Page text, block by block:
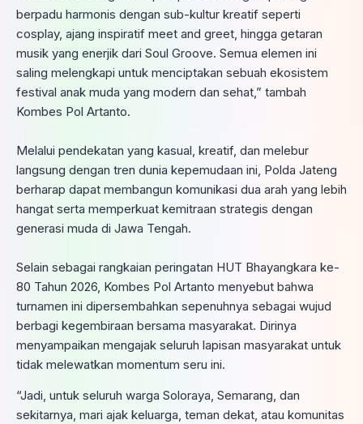
berpadu harmonis dengan sub-kultur kreatif seperti
cosplay, ajang inspiratif meet and greet, hingga getaran
musik yang enerjik dari Soul Groove. Semua elemen ini
saling melengkapi untuk menciptakan sebuah ekosistem
festival anak muda yang modern dan sehat,” tambah
Kombes Pol Artanto.
Melalui pendekatan yang kasual, kreatif, dan melebur
langsung dengan tren dunia kepemudaan ini, Polda Jateng
berharap dapat membangun komunikasi dua arah yang lebih
hangat serta memperkuat kemitraan strategis dengan
generasi muda di Jawa Tengah.
Selain sebagai rangkaian peringatan HUT Bhayangkara ke-
80 Tahun 2026, Kombes Pol Artanto menyebut bahwa
turnamen ini dipersembahkan sepenuhnya sebagai wujud
berbagi kegembiraan bersama masyarakat. Dirinya
menyampaikan mengajak seluruh lapisan masyarakat untuk
tidak melewatkan momentum seru ini.
“Jadi, untuk seluruh warga Soloraya, Semarang, dan
sekitarnya, mari ajak keluarga, teman dekat, atau komunitas